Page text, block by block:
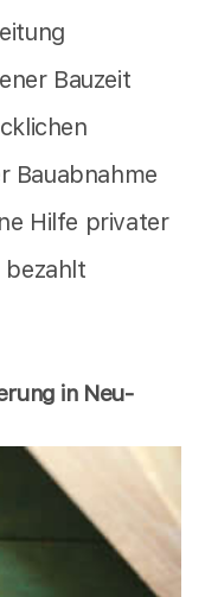
Bauzeit
Bauabnahme
Hilfe privater
bezahlt
in Neu-